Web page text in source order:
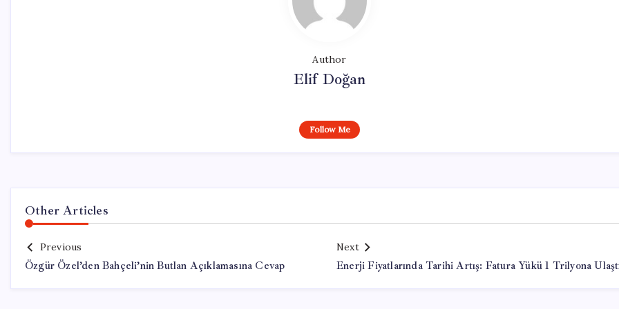
Author
Elif Doğan
Follow Me
Other Articles
Previous
Özgür Özel’den Bahçeli’nin Butlan Açıklamasına Cevap
Next
Enerji Fiyatlarında Tarihi Artış: Fatura Yükü 1 Trilyona